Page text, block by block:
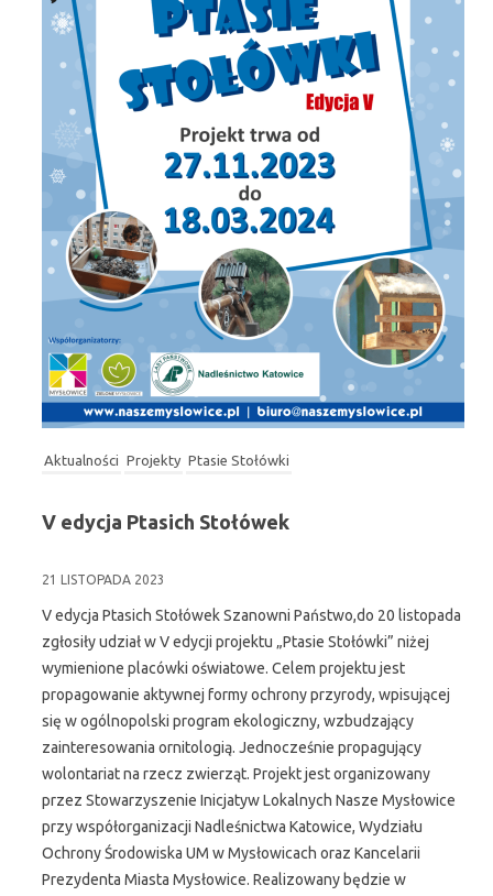
Aktualności Projekty Ptasie Stołówki
V edycja Ptasich Stołówek
21 LISTOPADA 2023
V edycja Ptasich Stołówek Szanowni Państwo,do 20 listopada
zgłosiły udział w V edycji projektu „Ptasie Stołówki” niżej
wymienione placówki oświatowe. Celem projektu jest
propagowanie aktywnej formy ochrony przyrody, wpisującej
się w ogólnopolski program ekologiczny, wzbudzający
zainteresowania ornitologią. Jednocześnie propagujący
wolontariat na rzecz zwierząt. Projekt jest organizowany
przez Stowarzyszenie Inicjatyw Lokalnych Nasze Mysłowice
przy współorganizacji Nadleśnictwa Katowice, Wydziału
Ochrony Środowiska UM w Mysłowicach oraz Kancelarii
Prezydenta Miasta Mysłowice. Realizowany będzie w